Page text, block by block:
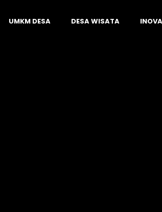
UMKM DESA DESA WISATA